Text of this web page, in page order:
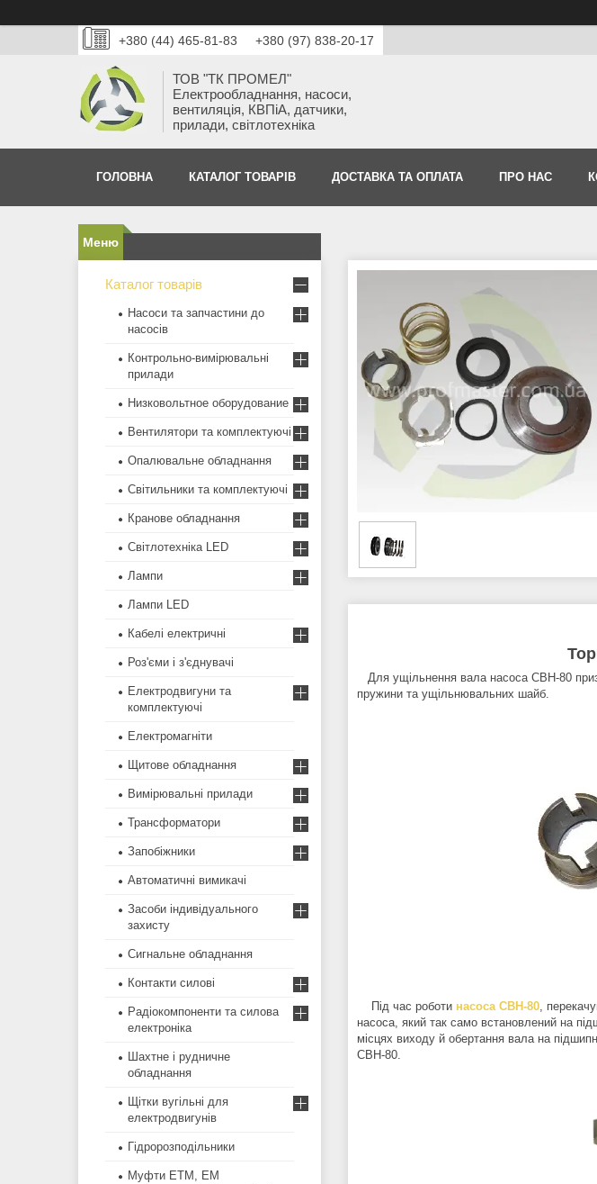
+380 (44) 465-81-83 +380 (97) 838-20-17
ТОВ "ТК ПРОМЕЛ"
Електрообладнання, насоси,
вентиляція, КВПіА, датчики,
прилади, світлотехніка
ГОЛОВНА КАТАЛОГ ТОВАРІВ ДОСТАВКА ТА ОПЛАТА ПРО НАС
Для ущільнення вала насоса СВН-80
пружини та ущільнювальних шайб.
Під час роботи насоса СВН-80 ,
насоса, який так само встановлений на
місцях виходу й обертання вала на
СВН-80.
Каталог товарів
Насоси та запчастини до
насосів
Контрольно-вимірювальні
прилади
Низковольтное оборудование
Вентилятори та комплектуючі
Опалювальне обладнання
Світильники та комплектуючі
Кранове обладнання
Світлотехніка LED
Лампи
Лампи LED
Кабелі електричні
Роз'єми і з'єднувачі
Електродвигуни та
комплектуючі
Електромагніти
Щитове обладнання
Вимірювальні прилади
Трансформатори
Запобіжники
Автоматичні вимикачі
Засоби індивідуального
захисту
Сигнальне обладнання
Контакти силові
Радіокомпоненти та силова
електроніка
Шахтне і рудничне
обладнання
Щітки вугільні для
електродвигунів
Гідророзподільники
Муфти ЕТМ, ЕМ